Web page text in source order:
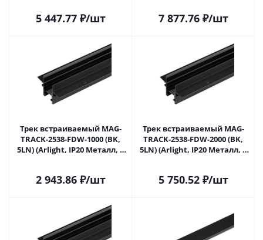
5 447.77₽/шт 7 877.76₽/шт
Трек встраиваемый MAG-
TRACK-2538-FDW-1000 (BK,
5LN) (Arlight, IP20 Металл, 5
2 943.86₽/шт
Трек встраиваемый MAG-
TRACK-2538-FDW-2000 (BK,
5LN) (Arlight, IP20 Металл, 5
5 750.52₽/шт